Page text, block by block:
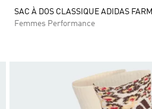
SAC À DOS CLASSIQUE ADIDAS FARM
Femmes Performance
Ajouter à la Liste de produits favoris